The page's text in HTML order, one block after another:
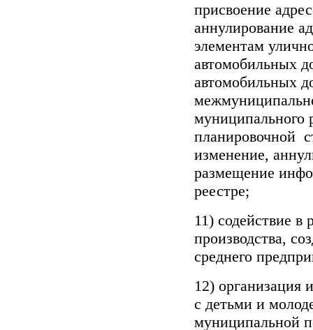
присвоение
аннулирование
элементам
автомобильных
автомобильных
муниципального
планировочной
изменение,
размещение
реестре;
11) содействие в
производства,
среднего
12) организация
с детьми и
муниципальной